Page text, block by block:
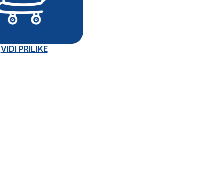
VIDI PRILIKE